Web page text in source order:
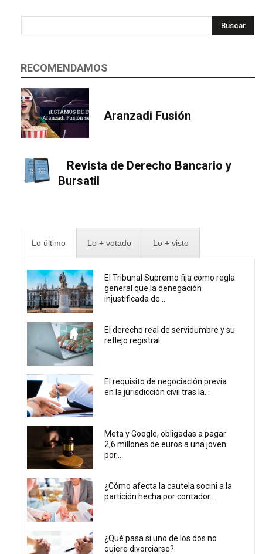
Buscar
RECOMENDAMOS
Aranzadi Fusión
Revista de Derecho Bancario y
Bursatil
Lo último Lo + votado Lo + visto
El Tribunal Supremo fija como regla
general que la denegación
injustificada de...
El derecho real de servidumbre y su
reflejo registral
El requisito de negociación previa
en la jurisdicción civil tras la...
Meta y Google, obligadas a pagar
2,6 millones de euros a una joven
por...
¿Cómo afecta la cautela socini a la
partición hecha por contador...
¿Qué pasa si uno de los dos no
quiere divorciarse?